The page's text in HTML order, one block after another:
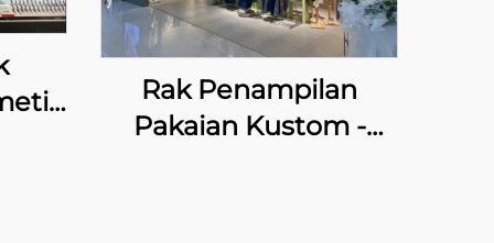
Rak Penampilan
Pakaian Kustom -